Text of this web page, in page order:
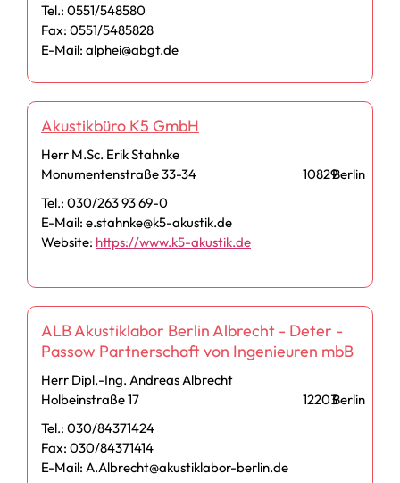
Tel.: 0551/548580
Fax: 0551/5485828
E-Mail: alphei@abgt.de
Akustikbüro K5 GmbH
Herr M.Sc. Erik Stahnke
Monumentenstraße 33-34
10829Berlin
Tel.: 030/263 93 69-0
E-Mail: e.stahnke@k5-akustik.de
Website: https://www.k5-akustik.de
ALB Akustiklabor Berlin Albrecht - Deter -
Passow Partnerschaft von Ingenieuren mbB
Herr Dipl.-Ing. Andreas Albrecht
Holbeinstraße 17
12203Berlin
Tel.: 030/84371424
Fax: 030/84371414
E-Mail: A.Albrecht@akustiklabor-berlin.de